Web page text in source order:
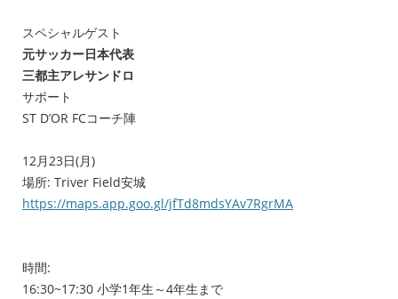
スペシャルゲスト
元サッカー日本代表
三都主アレサンドロ
サポート
ST D’OR FCコーチ陣
12月23日(月)
場所: Triver Field安城
https://maps.app.goo.gl/jfTd8mdsYAv7RgrMA
時間:
16:30~17:30 小学1年生～4年生まで